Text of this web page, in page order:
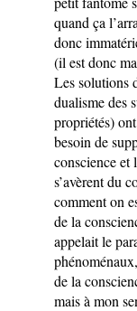
quand ça
donc
(il est donc
Les solutions
dualisme des
propriétés)
besoin de
conscience et
s’avèrent du
comment on
de la
appelait le
de la
mais à mon